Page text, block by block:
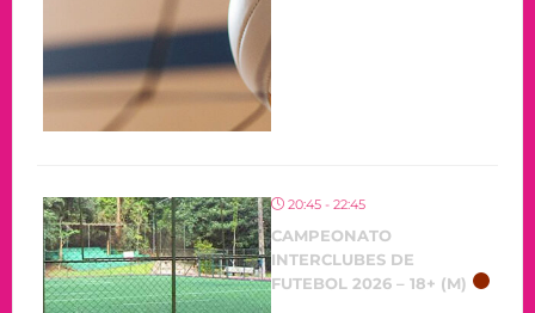
20:45 - 22:45
CAMPEONATO
INTERCLUBES DE
FUTEBOL 2026 – 18+ (M)